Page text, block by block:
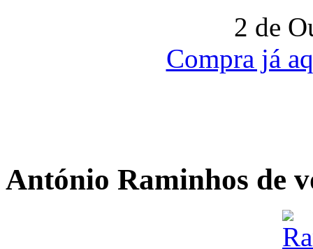
2 de
Compra já
António Raminhos de